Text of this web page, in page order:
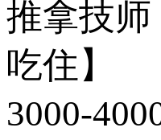
推拿技
吃住】
3000-